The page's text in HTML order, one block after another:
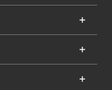
＋
＋
＋